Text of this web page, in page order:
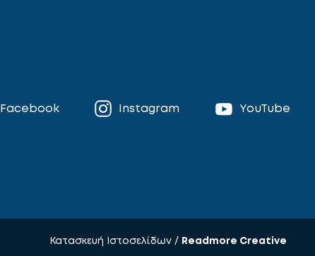
Facebook Instagram YouTube
Κατασκευή Ιστοσελίδων / Readmore Creative